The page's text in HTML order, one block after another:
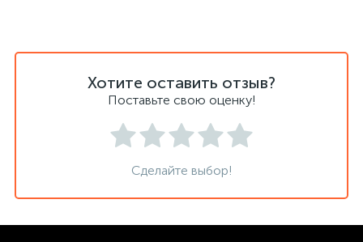
Хотите оставить отзыв?
Поставьте свою оценку!
Сделайте выбор!